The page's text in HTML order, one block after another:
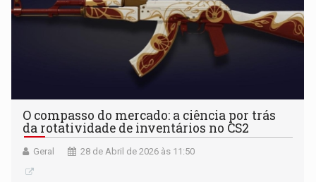
O compasso do mercado: a ciência por trás
da rotatividade de inventários no CS2
Geral 28 de Abril de 2026 às 11:50